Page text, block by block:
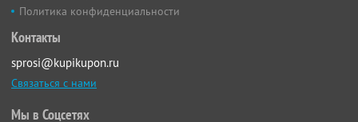
Политика конфиденциальности
Контакты
sprosi@kupikupon.ru
Связаться с нами
Мы в Соцсетях